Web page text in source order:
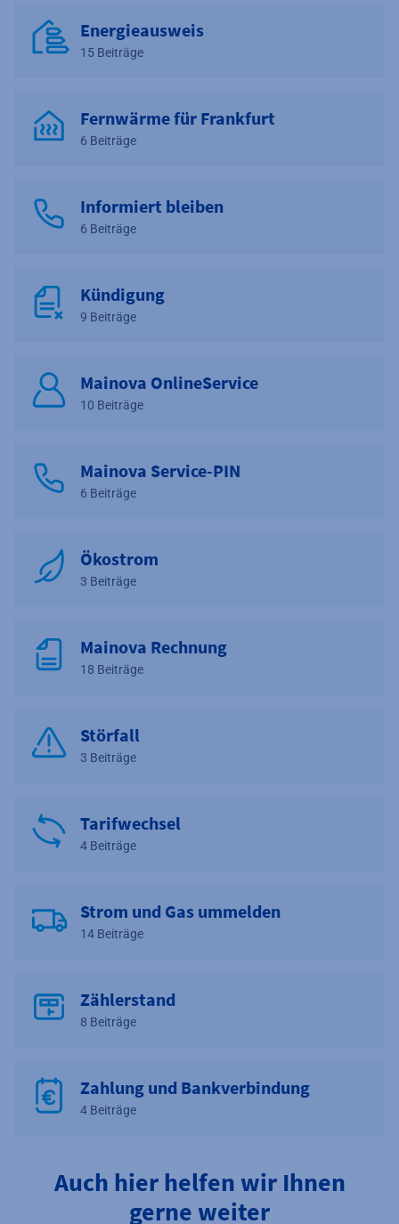
Energieausweis
15 Beiträge
Fernwärme für Frankfurt
6 Beiträge
Informiert bleiben
6 Beiträge
Kündigung
9 Beiträge
Mainova OnlineService
10 Beiträge
Mainova Service-PIN
6 Beiträge
Ökostrom
3 Beiträge
Mainova Rechnung
18 Beiträge
Störfall
3 Beiträge
Tarifwechsel
4 Beiträge
Strom und Gas ummelden
14 Beiträge
Zählerstand
8 Beiträge
Zahlung und Bankverbindung
4 Beiträge
Auch hier helfen wir Ihnen
gerne weiter